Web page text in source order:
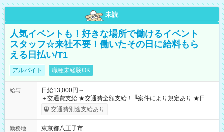
未読
人気イベントも！好きな場所で働けるイベント
スタッフ☆来社不要！働いたその日に給料もら
える日払い/T1
アルバイト 職種未経験OK
給与
日給13,000円～
＋交通費支給 ★交通費全額支給！ ┗案件により規定あり ★日払
いOK！（規定あり） ┗働いたその日に現金GET♪ お仕事後はコ
ンビニATMから 日払い分を引き落とせます！ 【試用期間】試
交通費別途支給あり
勤務地
東京都八王子市